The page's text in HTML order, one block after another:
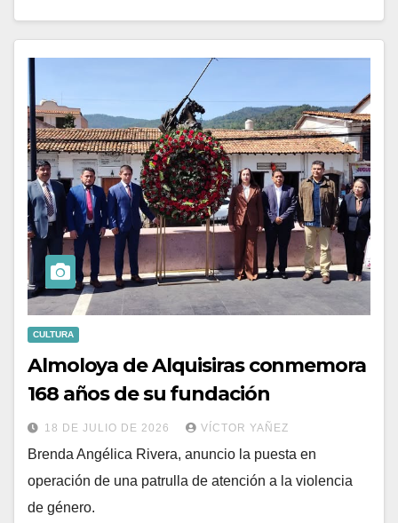
CULTURA
Almoloya de Alquisiras conmemora
168 años de su fundación
18 DE JULIO DE 2026 VÍCTOR YAÑEZ
Brenda Angélica Rivera, anuncio la puesta en
operación de una patrulla de atención a la violencia
de género.